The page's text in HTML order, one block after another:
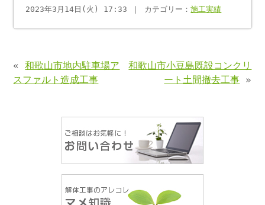
2023年3月14日(火) 17:33 ｜ カテゴリー：施工実績
«和歌山市地内駐車場ア
スファルト造成工事
和歌山市小豆島既設コンクリ
ート土間撤去工事 »